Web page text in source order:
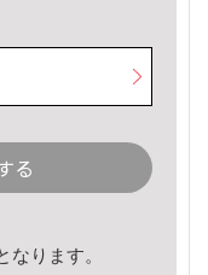
る
ります。